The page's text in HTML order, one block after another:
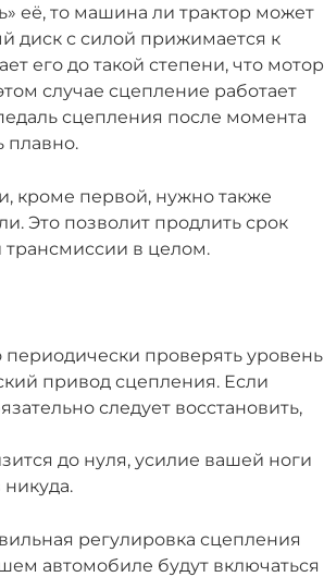
её, то машина ли трактор может
диск с силой прижимается к
его до такой степени, что мотор
случае сцепление работает
сцепления после момента
плавно.
кроме первой, нужно также
Это позволит продлить срок
трансмиссии в целом.
проверять уровень
привод сцепления. Если
следует восстановить,
до нуля, усилие вашей ноги
регулировка сцепления
автомобиле будут включаться